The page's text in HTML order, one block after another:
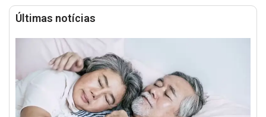
Últimas notícias